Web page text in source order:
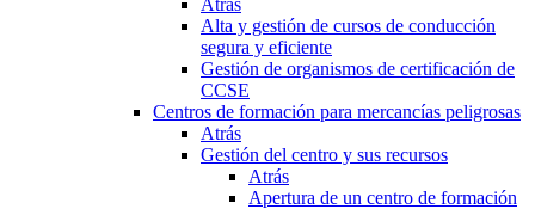
Atrás
Alta y gestión de cursos de conducción
segura y eficiente
Gestión de organismos de certificación de
CCSE
Centros de formación para mercancías peligrosas
Atrás
Gestión del centro y sus recursos
Atrás
Apertura de un centro de formación